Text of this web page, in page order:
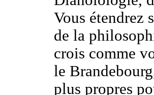
Vous étendrez
de la
crois comme
le
plus propres